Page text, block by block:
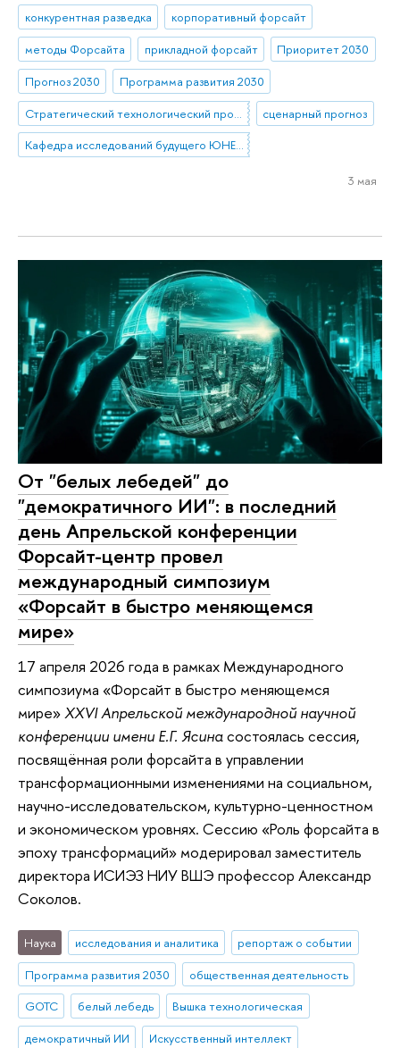
конкурентная разведка
корпоративный форсайт
методы Форсайта
прикладной форсайт
Приоритет 2030
Прогноз 2030
Программа развития 2030
Стратегический технологический проект «Национальный центр социально-экономического и научно-технологического прогнозирования»
сценарный прогноз
Кафедра исследований будущего ЮНЕСКО
3 мая
От "белых лебедей" до
"демократичного ИИ": в последний
день Апрельской конференции
Форсайт-центр провел
международный симпозиум
«Форсайт в быстро меняющемся
мире»
17 апреля 2026 года в рамках Международного
симпозиума «Форсайт в быстро меняющемся
мире»XXVI Апрельской международной научной
конференции имени Е.Г. Ясинасостоялась сессия,
посвящённая роли форсайта в управлении
трансформационными изменениями на социальном,
научно-исследовательском, культурно-ценностном
и экономическом уровнях. Сессию «Роль форсайта в
эпоху трансформаций» модерировал заместитель
директора ИСИЭЗ НИУ ВШЭ профессор Александр
Соколов.
Наука исследования и аналитика
репортаж о событии
Программа развития 2030
общественная деятельность
GOTC
белый лебедь
Вышка технологическая
демократичный ИИ
Искусственный интеллект